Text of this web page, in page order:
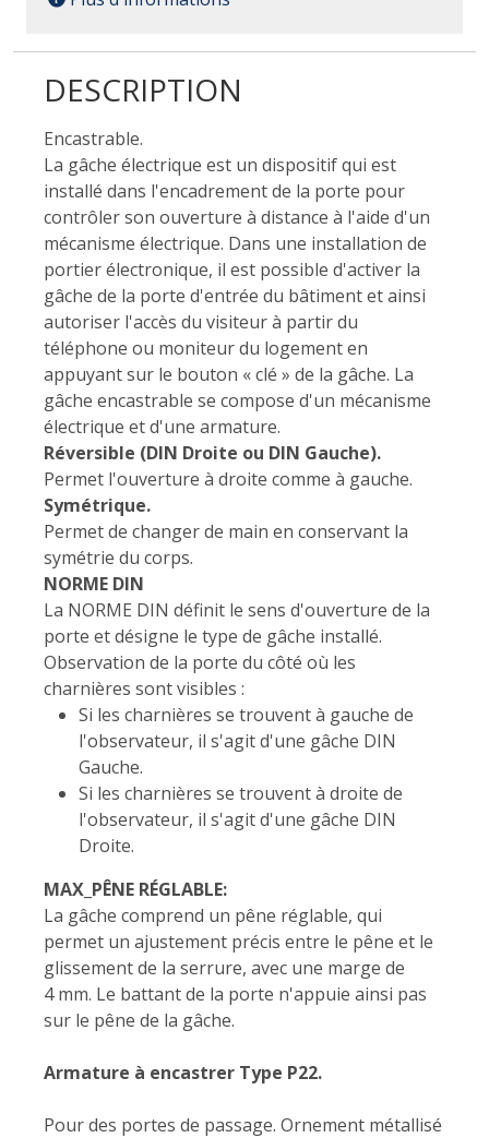
DESCRIPTION
Encastrable.
La gâche électrique est un dispositif qui est
installé dans l'encadrement de la porte pour
contrôler son ouverture à distance à l'aide d'un
mécanisme électrique. Dans une installation de
portier électronique, il est possible d'activer la
gâche de la porte d'entrée du bâtiment et ainsi
autoriser l'accès du visiteur à partir du
téléphone ou moniteur du logement en
appuyant sur le bouton « clé » de la gâche. La
gâche encastrable se compose d'un mécanisme
électrique et d'une armature.
Réversible (DIN Droite ou DIN Gauche).
Permet l'ouverture à droite comme à gauche.
Symétrique.
Permet de changer de main en conservant la
symétrie du corps.
NORME DIN
La NORME DIN définit le sens d'ouverture de la
porte et désigne le type de gâche installé.
Observation de la porte du côté où les
charnières sont visibles :
Si les charnières se trouvent à gauche de
l'observateur, il s'agit d'une gâche DIN
Gauche.
Si les charnières se trouvent à droite de
l'observateur, il s'agit d'une gâche DIN
Droite.
MAX_PÊNE RÉGLABLE:
La gâche comprend un pêne réglable, qui
permet un ajustement précis entre le pêne et le
glissement de la serrure, avec une marge de
4 mm. Le battant de la porte n'appuie ainsi pas
sur le pêne de la gâche.
Armature à encastrer Type P22.
Pour des portes de passage. Ornement métallisé